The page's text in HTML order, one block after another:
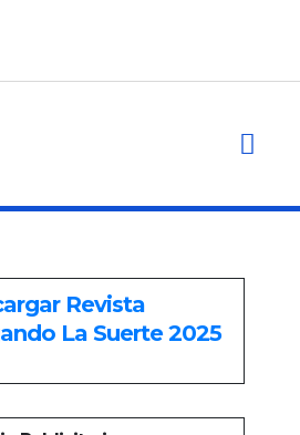
Revista
La Suerte 2025